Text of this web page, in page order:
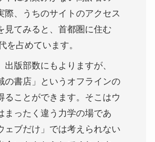
際、うちのサイトのアクセス
見てみると、首都圏に住む
を占めています。
出版部数にもよりますが、
の書店」というオフラインの
ることができます。そこはウ
まったく違う力学の場であ
ェブだけ」では考えられない